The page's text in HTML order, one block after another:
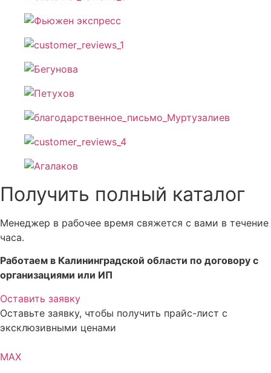
Получить полный каталог
Менеджер в рабочее время свяжется с вами в течение
часа.
Работаем в Калининградской области по договору с
организациями или ИП
Оставить заявку
Оставьте заявку, чтобы получить прайс-лист с
эксклюзивными ценами
MAX